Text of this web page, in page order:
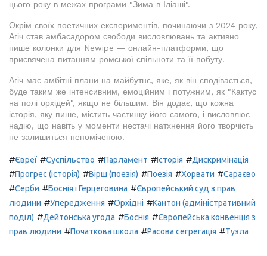
цього року в межах програми "Зима в Іліаші".
Окрім своїх поетичних експериментів, починаючи з 2024 року,
Агіч став амбасадором свободи висловлювань та активно
пише колонки для Newipe — онлайн-платформи, що
присвячена питанням ромської спільноти та її побуту.
Агіч має амбітні плани на майбутнє, яке, як він сподівається,
буде таким же інтенсивним, емоційним і потужним, як "Кактус
на полі орхідей", якщо не більшим. Він додає, що кожна
історія, яку пише, містить частинку його самого, і висловлює
надію, що навіть у моменти нестачі натхнення його творчість
не залишиться непоміченою.
#Євреї #Суспільство #Парламент #Історія #Дискримінація
#Прогрес (історія) #Вірш (поезія) #Поезія #Хорвати #Сараєво
#Серби #Боснія і Герцеговина #Європейський суд з прав
людини #Упередження #Орхідні #Кантон (адміністративний
поділ) #Дейтонська угода #Боснія #Європейська конвенція з
прав людини #Початкова школа #Расова сегрегація #Тузла